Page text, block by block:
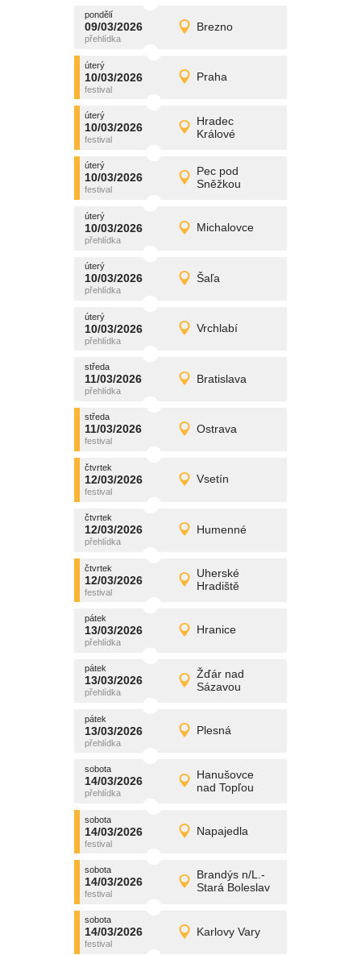
pondělí
09/03/2026 Brezno
pondělí
09/03/2026 Detail
promítání
úterý
10/03/2026 Praha
úterý
10/03/2026 Detail
promítání
úterý
10/03/2026
Hradec
Králové
úterý
10/03/2026 Detail
promítání
úterý
10/03/2026
Pec pod
Sněžkou
úterý
10/03/2026 Detail
promítání
úterý
10/03/2026 Michalovce
úterý
10/03/2026 Detail
promítání
úterý
10/03/2026 Šaľa
úterý
10/03/2026 Detail
promítání
úterý
10/03/2026 Vrchlabí
úterý
10/03/2026 Detail
promítání
středa
11/03/2026 Bratislava
středa
11/03/2026 Detail
promítání
středa
11/03/2026 Ostrava
středa
11/03/2026 Detail
promítání
čtvrtek
12/03/2026 Vsetín
čtvrtek
12/03/2026 Detail
promítání
čtvrtek
12/03/2026 Humenné
čtvrtek
12/03/2026 Detail
promítání
čtvrtek
12/03/2026
Uherské
Hradiště
čtvrtek
12/03/2026 Detail
promítání
pátek
13/03/2026 Hranice
pátek
13/03/2026 Detail
promítání
pátek
13/03/2026
Žďár nad
Sázavou
pátek
13/03/2026 Detail
promítání
pátek
13/03/2026 Plesná
pátek
13/03/2026 Detail
promítání
sobota
14/03/2026
Hanušovce
nad Topľou
sobota
14/03/2026 Detail
promítání
sobota
14/03/2026 Napajedla
sobota
14/03/2026 Detail
promítání
sobota
14/03/2026
Brandýs n/L.-
Stará Boleslav
sobota
14/03/2026 Detail
promítání
sobota
14/03/2026 Karlovy Vary
sobota
14/03/2026 Detail
promítání